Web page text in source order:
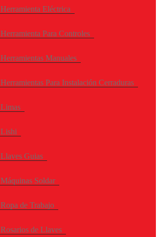
Herramienta Eléctrica
Herramienta Para Controles
Herramientas Manuales
Herramientas Para Instalación Cerraduras
Limas
Lishi
Llaves Guias
Máquinas Soldar
Ropa de Trabajo
Rosarios de Llaves